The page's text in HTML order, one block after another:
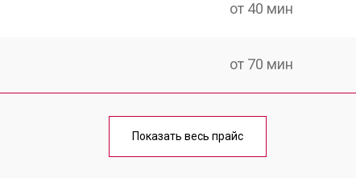
от 40 мин
от 70 мин
от 50 мин
Показать весь прайс